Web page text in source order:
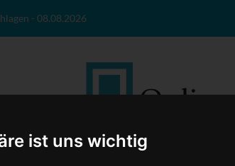
ist uns wichtig
- 08.08.2026